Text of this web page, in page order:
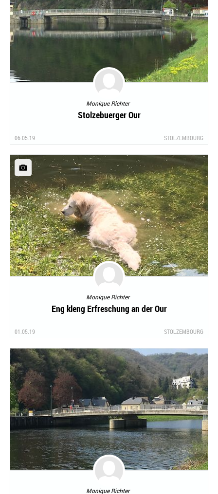
Monique Richter
Stolzebuerger Our
06.05.19 STOLZEMBOURG
Monique Richter
Eng kleng Erfreschung an der Our
01.05.19 STOLZEMBOURG
Monique Richter